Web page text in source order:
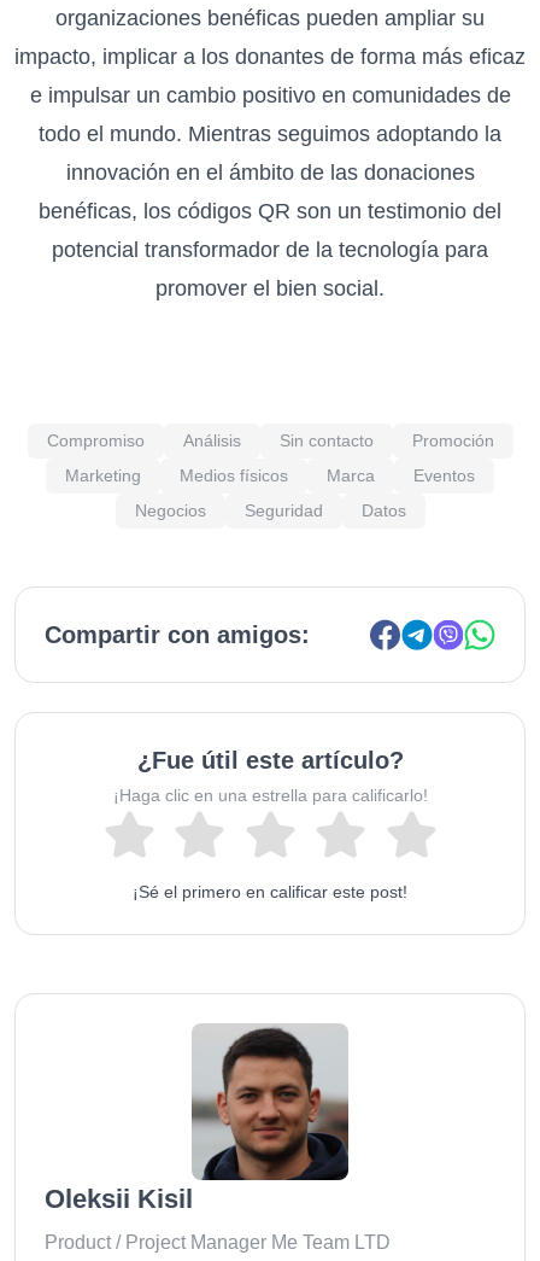
organizaciones benéficas pueden ampliar su
impacto, implicar a los donantes de forma más eficaz
e impulsar un cambio positivo en comunidades de
todo el mundo. Mientras seguimos adoptando la
innovación en el ámbito de las donaciones
benéficas, los códigos QR son un testimonio del
potencial transformador de la tecnología para
promover el bien social.
Compromiso Análisis Sin contacto
Promoción
Marketing
Medios físicos Marca
Eventos
Negocios
Seguridad Datos
Compartir con amigos:
¿Fue útil este artículo?
¡Haga clic en una estrella para calificarlo!
¡Sé el primero en calificar este post!
Oleksii Kisil
Product / Project Manager Me Team LTD